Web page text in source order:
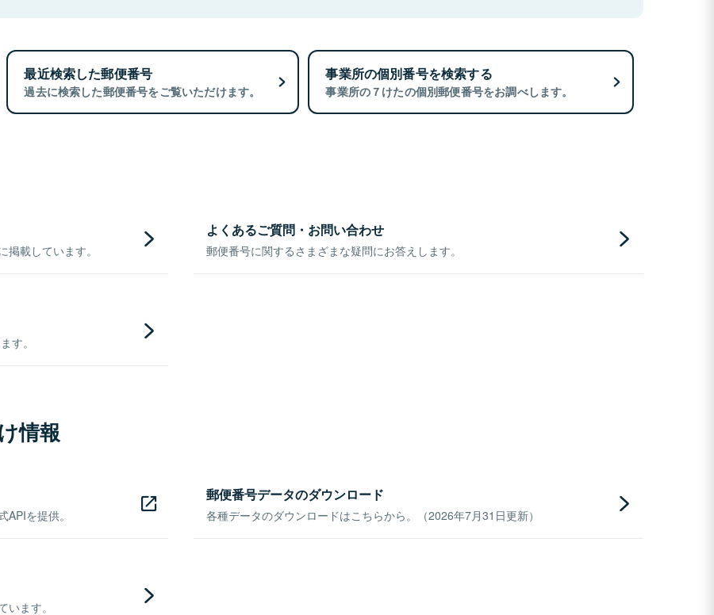
最近検索した郵便番号
過去に検索した郵便番号をご覧いただけます。
事業所の個別番号を検索する
事業所の７けたの個別郵便番号をお調べします。
載しています。
よくあるご質問・お問い合わせ
郵便番号に関するさまざまな疑問にお答えします。
す。
情報
を提供。
郵便番号データのダウンロード
各種データのダウンロードはこちらから。（2026年7月31日更新）
ます。